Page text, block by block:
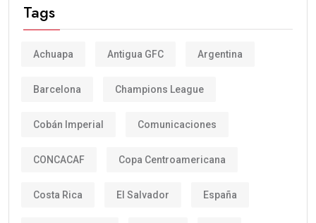
Tags
Achuapa Antigua GFC Argentina
Barcelona Champions League
Cobán Imperial Comunicaciones
CONCACAF Copa Centroamericana
Costa Rica El Salvador España